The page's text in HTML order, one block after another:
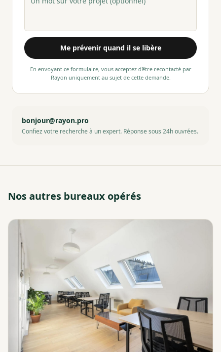
Me prévenir quand il se libère
En envoyant ce formulaire, vous acceptez d'être recontacté par
Rayon uniquement au sujet de cette demande.
bonjour@rayon.pro
Confiez votre recherche à un expert. Réponse sous 24h ouvrées.
Nos autres bureaux opérés